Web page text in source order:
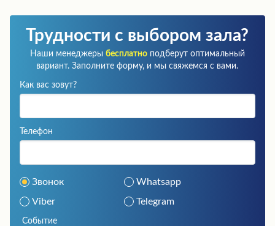
Трудности с выбором зала?
Наши менеджеры бесплатноподберут оптимальный
вариант. Заполните форму, и мы свяжемся с вами.
Как вас зовут?
Телефон
Звонок
Whatsapp
Viber
Telegram
Событие